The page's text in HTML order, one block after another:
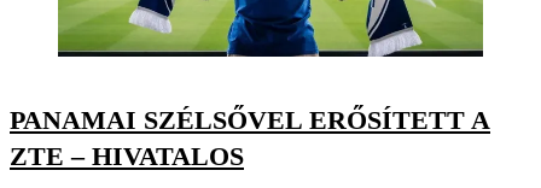
PANAMAI SZÉLSŐVEL ERŐSÍTETT A
ZTE – HIVATALOS